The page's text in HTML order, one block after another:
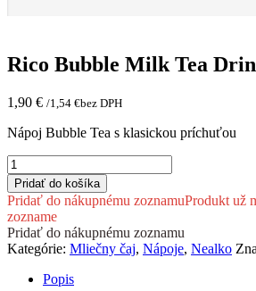
Rico Bubble Milk Tea
1,90 € /1,54 €bez DPH
Nápoj Bubble Tea s klasickou príchuťou
množstvo
Rico
Bubble
Milk Tea
Drink
350g
Pridať do košíka
Pridať do nákupnému zoznamuProdukt už
zozname
Pridať do nákupnému zoznamu
Kategórie: Mliečny čaj, Nápoje, Nealko
Popis